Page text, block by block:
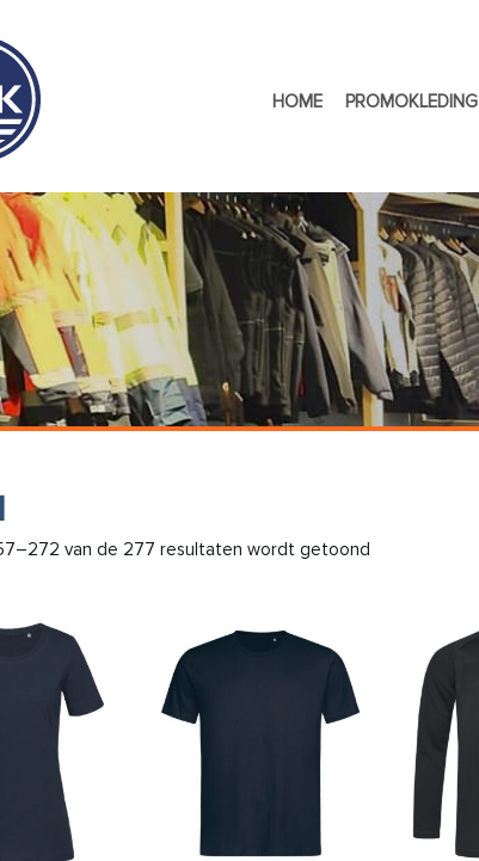
HOME PROMOKLEDING
van de 277 resultaten wordt getoond